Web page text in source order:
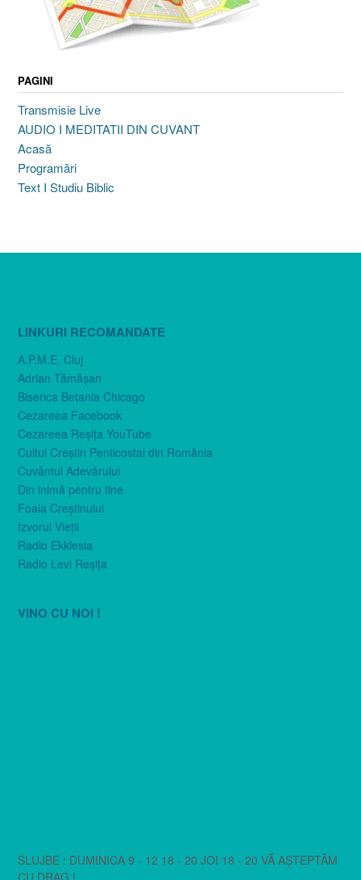
PAGINI
Transmisie Live
AUDIO I MEDITATII DIN CUVANT
Acasă
Programări
Text I Studiu Biblic
LINKURI RECOMANDATE
A.P.M.E. Cluj
Adrian Tămăşan
Biserica Betania Chicago
Cezareea Facebook
Cezareea Reşiţa YouTube
Cultul Creştin Penticostal din România
Cuvântul Adevărului
Din inimă pentru tine
Foaia Creştinului
Izvorul Vieţii
Radio Ekklesia
Radio Levi Reşiţa
VINO CU NOI !
SLUJBE : DUMINICA 9 - 12 18 - 20 JOI 18 - 20 VĂ AȘTEPTĂM
CU DRAG !